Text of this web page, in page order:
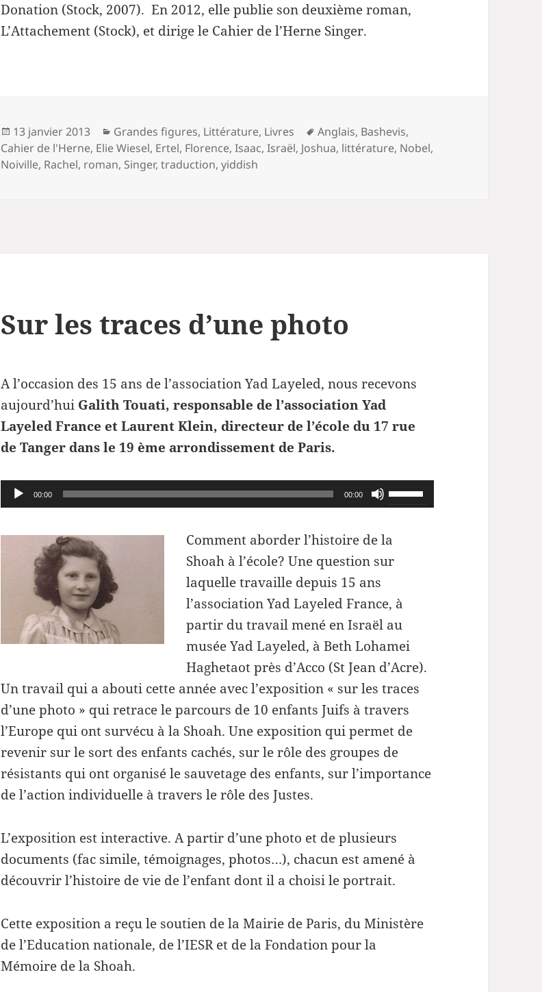
Donation (Stock, 2007). En 2012, elle publie son deuxième roman,
L’Attachement (Stock), et dirige le Cahier de l’Herne Singer.
Publié
le
13 janvier 2013 Catégories
Grandes figures, Littérature, Livres
Mots-
clés
Anglais, Bashevis,
Cahier de l'Herne, Elie Wiesel, Ertel, Florence,Isaac,Israël, Joshua, littérature, Nobel,
Noiville, Rachel, roman, Singer,traduction,yiddish
Sur les traces d’une photo
A l’occasion des 15 ans de l’association Yad Layeled, nous recevons
aujourd’hui Galith Touati, responsable de l’association Yad
Layeled France et Laurent Klein, directeur de l’école du 17 rue
de Tanger dans le 19 ème arrondissement de Paris.
Lecteur
audio
00:00 00:00
Utilisez
les
augmenter
diminuer
le
Comment aborder l’histoire de la
Shoah à l’école? Une question sur
laquelle travaille depuis 15 ans
l’association Yad Layeled France, à
partir du travail mené en Israël au
musée Yad Layeled, à Beth Lohamei
Haghetaot près d’Acco (St Jean d’Acre).
Un travail qui a abouti cette année avec l’exposition « sur les traces
d’une photo » qui retrace le parcours de 10 enfants Juifs à travers
l’Europe qui ont survécu à la Shoah. Une exposition qui permet de
revenir sur le sort des enfants cachés, sur le rôle des groupes de
résistants qui ont organisé le sauvetage des enfants, sur l’importance
de l’action individuelle à travers le rôle des Justes.
L’exposition est interactive. A partir d’une photo et de plusieurs
documents (fac simile, témoignages, photos…), chacun est amené à
découvrir l’histoire de vie de l’enfant dont il a choisi le portrait.
Cette exposition a reçu le soutien de la Mairie de Paris, du Ministère
de l’Education nationale, de l’IESR et de la Fondation pour la
Mémoire de la Shoah.